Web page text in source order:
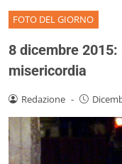
FOTO DEL GIORNO
8 dicembre
misericordia
Redazione -